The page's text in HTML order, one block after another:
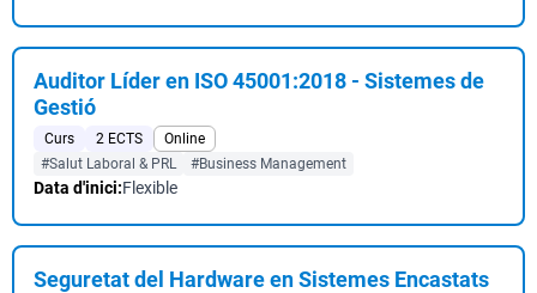
Auditor Líder en ISO 45001:2018 - Sistemes de
Gestió
Curs 2 ECTS
Online
#Salut Laboral & PRL
#Business Management
Data d'inici:Flexible
Seguretat del Hardware en Sistemes Encastats